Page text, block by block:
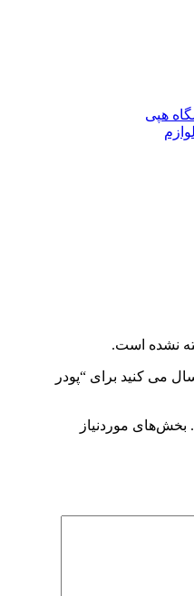
نشده است.
می کنید برای “پودر
بخش‌های موردنیاز